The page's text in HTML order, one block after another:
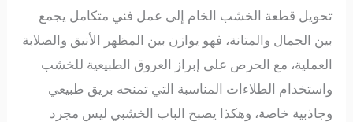
تحويل قطعة الخشب الخام إلى عمل فني متكامل يجمع
بين الجمال والمتانة، فهو يوازن بين المظهر الأنيق والصلابة
العملية، مع الحرص على إبراز العروق الطبيعية للخشب
واستخدام الطلاءات المناسبة التي تمنحه بريق طبيعي
وجاذبية خاصة، وهكذا يصبح الباب الخشبي ليس مجرد